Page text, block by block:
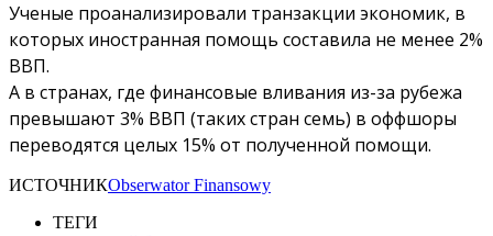
Ученые проанализировали транзакции экономик, в
которых иностранная помощь составила не менее 2%
ВВП.
А в странах, где финансовые вливания из-за рубежа
превышают 3% ВВП (таких стран семь) в оффшоры
переводятся целых 15% от полученной помощи.
ИСТОЧНИКObserwator Finansowy
ТЕГИ